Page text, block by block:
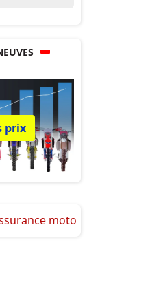
prix
moto